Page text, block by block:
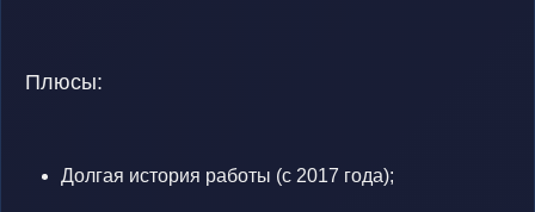
Плюсы:
Долгая история работы (с 2017 года);